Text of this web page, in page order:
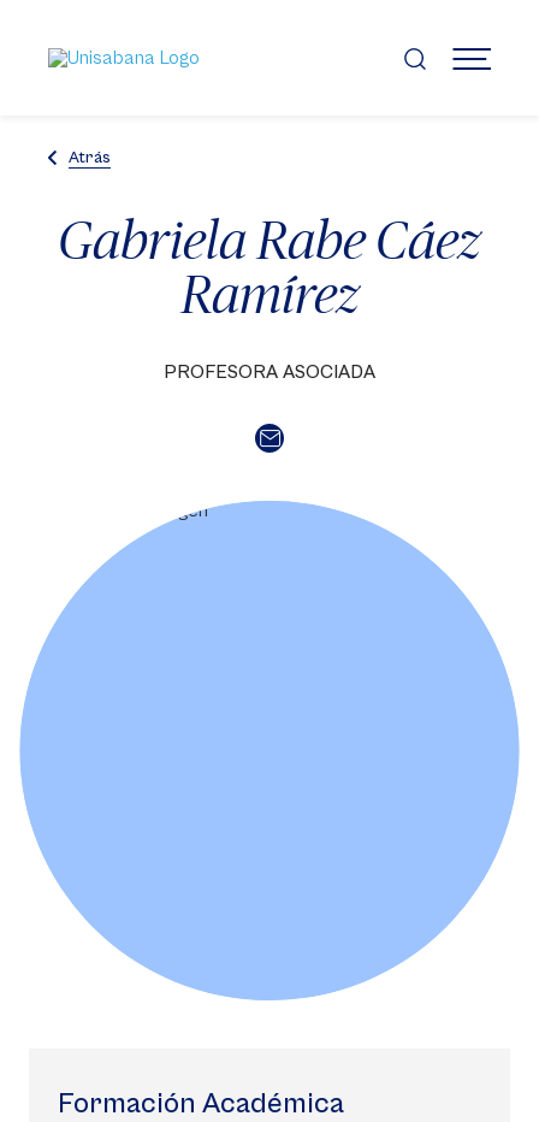
contenido
principal
MENÚ
Atrás
Gabriela Rabe Cáez
Ramírez
PROFESORA ASOCIADA
Formación Académica